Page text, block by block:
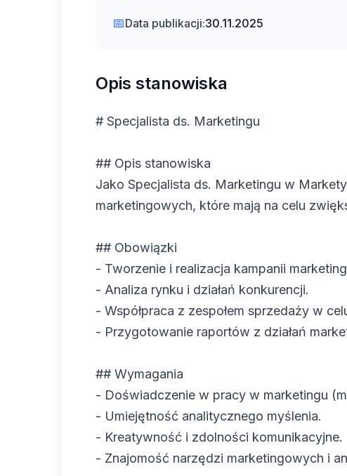
📅Data publikacji:30.11.2025
Opis stanowiska
# Specjalista ds. Marketingu
## Opis stanowiska
Jako Specjalista ds. Marketingu w
marketingowych, które mają na celu
## Obowiązki
- Tworzenie i realizacja kampanii
- Analiza rynku i działań konkurencji.
- Współpraca z zespołem sprzedaży w
- Przygotowanie raportów z działań
## Wymagania
- Doświadczenie w pracy w marketingu
- Umiejętność analitycznego myślenia.
- Kreatywność i zdolności komunikacyjne.
- Znajomość narzędzi marketingowych i